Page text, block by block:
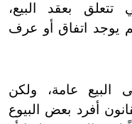
تتعلق بعقد البيع،
يوجد اتفاق أو عرف
البيع عامة، ولكن
أفرد بعض البيوع